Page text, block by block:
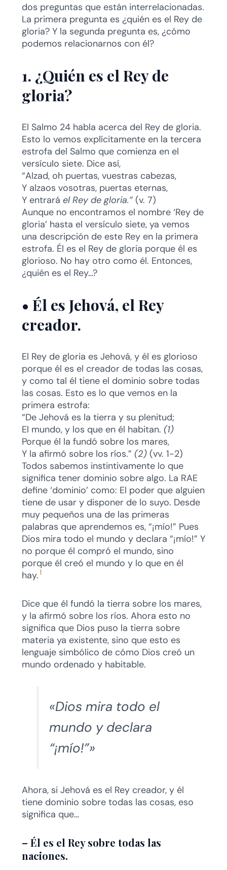
dos preguntas que están interrelacionadas.
La primera pregunta es ¿quién es el Rey de
gloria? Y la segunda pregunta es, ¿cómo
podemos relacionarnos con él?
1. ¿Quién es el Rey de
gloria?
El Salmo 24 habla acerca del Rey de gloria.
Esto lo vemos explícitamente en la tercera
estrofa del Salmo que comienza en el
versículo siete. Dice así,
“Alzad, oh puertas, vuestras cabezas,
Y alzaos vosotras, puertas eternas,
Y entrará el Rey de gloria.”(v. 7)
Aunque no encontramos el nombre ‘Rey de
gloria’ hasta el versículo siete, ya vemos
una descripción de este Rey en la primera
estrofa. Él es el Rey de gloria porque él es
glorioso. No hay otro como él. Entonces,
¿quién es el Rey…?
• Él es Jehová, el Rey
creador.
El Rey de gloria es Jehová, y él es glorioso
porque él es el creador de todas las cosas,
y como tal él tiene el dominio sobre todas
las cosas. Esto es lo que vemos en la
primera estrofa:
“De Jehová es la tierra y su plenitud;
El mundo, y los que en él habitan. (1)
Porque él la fundó sobre los mares,
Y la afirmó sobre los ríos.” (2)(vv. 1-2)
Todos sabemos instintivamente lo que
significa tener dominio sobre algo. La RAE
define ‘dominio’ como: El poder que alguien
tiene de usar y disponer de lo suyo. Desde
muy pequeños una de las primeras
palabras que aprendemos es, “¡mío!” Pues
Dios mira todo el mundo y declara “¡mío!” Y
no porque él compró el mundo, sino
porque él creó el mundo y lo que en él
hay.1
Dice que él fundó la tierra sobre los mares,
y la afirmó sobre los ríos. Ahora esto no
significa que Dios puso la tierra sobre
materia ya existente, sino que esto es
lenguaje simbólico de cómo Dios creó un
mundo ordenado y habitable.
«Dios mira todo el
mundo y declara
“¡mío!”»
Ahora, si Jehová es el Rey creador, y él
tiene dominio sobre todas las cosas, eso
significa que…
– Él es el Rey sobre todas las
naciones.